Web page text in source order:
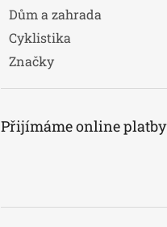
Dům a zahrada
Cyklistika
Značky
Přijímáme online platby